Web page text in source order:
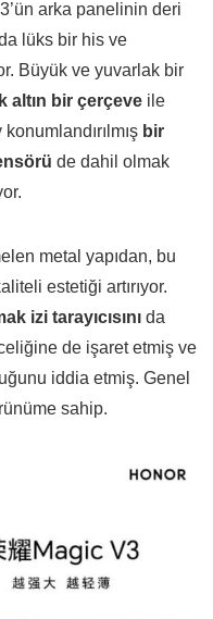
arka panelinin deri
lüks bir his ve
Büyük ve yuvarlak bir
altın bir çerçeve ile
bir
de dahil olmak
metal yapıdan, bu
estetiği artırıyor.
izi tarayıcısını da
de işaret etmiş ve
iddia etmiş. Genel
sahip.